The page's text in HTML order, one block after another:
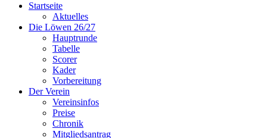
Startseite
Aktuelles
Die Löwen 26/27
Hauptrunde
Tabelle
Scorer
Kader
Vorbereitung
Der Verein
Vereinsinfos
Preise
Chronik
Mitgliedsantrag